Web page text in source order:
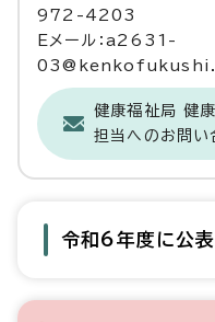
972-4203
Eメール：a2631-
健康福祉局 健
担当へのお問い
令和6年度に公